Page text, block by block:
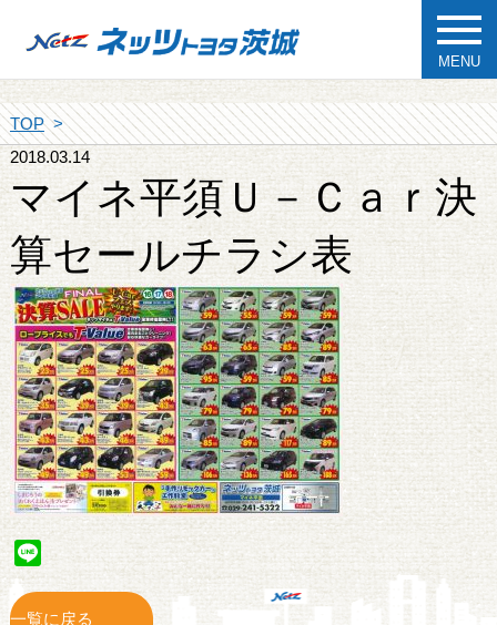
MENU
TOP
2018.03.14
マイネ平須Ｕ－Ｃａｒ決
算セールチラシ表
Line
一覧に戻る